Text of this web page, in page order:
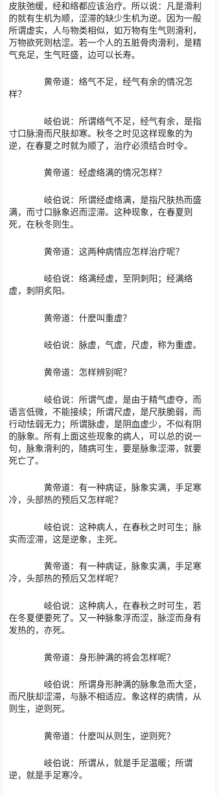
皮肤弛缓，经和络都应该治疗。所以说：凡是滑利
的就有生机为顺，涩滞的缺少生机为逆。因为一般
所谓虚实，人与物类相似，如万物有生气则滑利，
万物欲死则枯涩。若一个人的五脏骨肉滑利，是精
气充足，生气旺盛，边可以长寿。
黄帝道：络气不足，经气有余的情况怎
样？
岐伯说：所谓络气不足，经气有余，是指
寸口脉滑而尺肤却寒。秋冬之时见这样现象的为
逆，在春夏之时就为顺了，治疗必须结合时令。
黄帝道：经虚络满的情况怎样？
岐伯说：所谓经虚络满，是指尺肤热而盛
满，而寸口脉象迟而涩滞。这种现象，在春夏则
死，在秋冬则生。
黄帝道：这两种病情应怎样治疗呢？
岐伯说：络满经虚，至阴刺阳；经满络
虚，刺阴炙阳。
黄帝道：什麽叫重虚？
岐伯说：脉虚，气虚，尺虚，称为重虚。
黄帝道：怎样辨别呢？
岐伯说：所谓气虚，是由于精气虚夺，而
语言低微，不能接续；所谓尺虚，是尺肤脆弱，而
行动怯弱无力；所谓脉虚，是阴血虚少，不似有阴
的脉象。所有上面这些现象的病人，可以总的说一
句，脉象滑利的，随病可生，要是脉象涩滞，就要
死亡了。
黄帝道：有一种病证，脉象实满，手足寒
冷，头部热的预后又怎样呢？
岐伯说：这种病人，在春秋之时可生；脉
实而涩滞，这是逆象，主死。
黄帝道：有一种病证，脉象实满，手足寒
冷，头部热的预后又怎样呢？
岐伯说：这种病人，在春秋之时可生，若
在冬夏便要死了。又一种脉象浮而涩，脉涩而身有
发热的，亦死。
黄帝道：身形肿满的将会怎样呢？
岐伯说：所谓身形肿满的脉象急而大坚，
而尺肤却涩滞，与脉不相适应。象这样的病情，从
则生，逆则死。
黄帝道：什麽叫从则生，逆则死？
岐伯说：所谓从，就是手足温暖；所谓
逆，就是手足寒冷。